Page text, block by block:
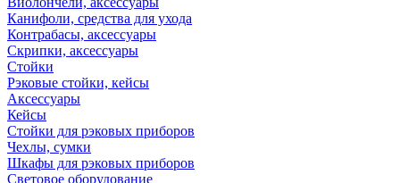
Канифоли, средства для ухода
Контрабасы, аксессуары
Скрипки, аксессуары
Стойки
Рэковые стойки, кейсы
Аксессуары
Кейсы
Стойки для рэковых приборов
Чехлы, сумки
Шкафы для рэковых приборов
Световое оборудование